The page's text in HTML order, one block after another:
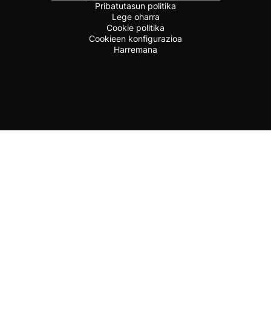
Pribatutasun politika
Lege oharra
Cookie politika
Cookieen konfigurazioa
Harremana